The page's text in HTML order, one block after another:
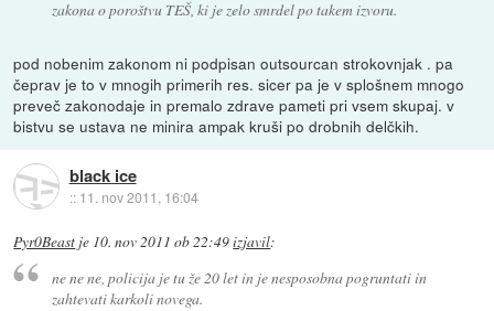
zakona o poroštvu TEŠ, ki je zelo smrdel po takem izvoru.
pod nobenim zakonom ni podpisan outsourcan strokovnjak . pa
čeprav je to v mnogih primerih res. sicer pa je v splošnem mnogo
preveč zakonodaje in premalo zdrave pameti pri vsem skupaj. v
bistvu se ustava ne minira ampak kruši po drobnih delčkih.
black ice
:: 11. nov 2011, 16:04
Pyr0Beast je 10. nov 2011 ob 22:49izjavil:
ne ne ne, policija je tu že 20 let in je nesposobna pogruntati in
zahtevati karkoli novega.